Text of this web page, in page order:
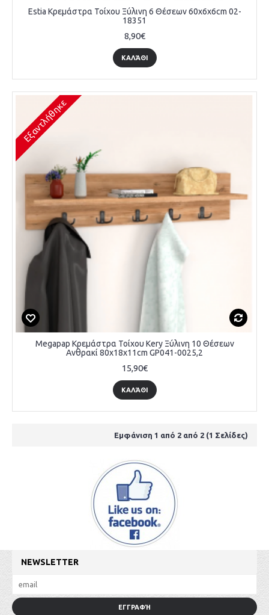
Estia Κρεμάστρα Τοίχου Ξύλινη 6 Θέσεων 60x6x6cm 02-
18351
8,90€
ΚΑΛΆΘΙ
Εξαντλήθηκε
Megapap Κρεμάστρα Τοίχου Kery Ξύλινη 10 Θέσεων
Ανθρακί 80x18x11cm GP041-0025,2
15,90€
ΚΑΛΆΘΙ
Εμφάνιση 1 από 2 από 2 (1 Σελίδες)
NEWSLETTER
ΕΓΓΡΑΦΉ